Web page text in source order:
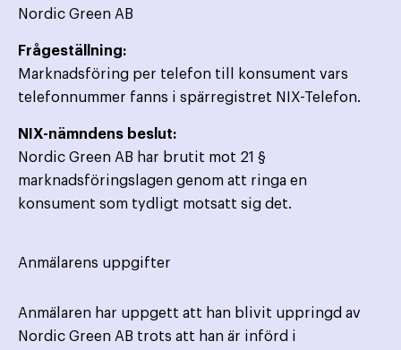
Nordic Green AB
Frågeställning:
Marknadsföring per telefon till konsument vars
telefonnummer fanns i spärregistret NIX-Telefon.
NIX-nämndens beslut:
Nordic Green AB har brutit mot 21 §
marknadsföringslagen genom att ringa en
konsument som tydligt motsatt sig det.
Anmälarens uppgifter
Anmälaren har uppgett att han blivit uppringd av
Nordic Green AB trots att han är införd i